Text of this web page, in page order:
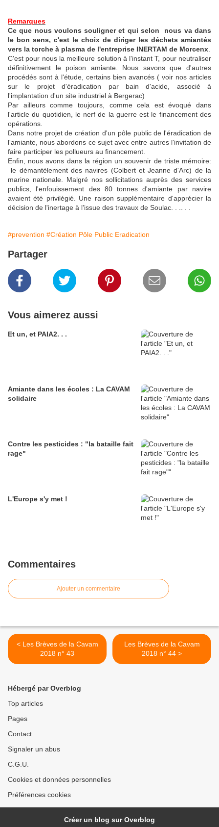
Remarques
Ce que nous voulons souligner et qui selon nous va dans
le bon sens, c'est le choix de diriger les déchets amiantés
vers la torche à plasma de l'entreprise INERTAM de Morcenx
C'est pour nous la meilleure solution à l'instant T, pour neutraliser
définitivement le poison amiante. Nous savons que d'autres
procédés sont à l'étude, certains bien avancés ( voir nos articles
sur le projet d'éradication par bain d'acide, associé à
l'implantation d'un site industriel à Bergerac)
Par ailleurs comme toujours, comme cela est évoqué dans
l'article du quotidien, le nerf de la guerre est le financement des
opérations.
Dans notre projet de création d'un pôle public de l'éradication de
l'amiante, nous abordons ce sujet avec entre autres l'invitation de
faire participer les pollueurs au financement.
Enfin, nous avons dans la région un souvenir de triste mémoire:
le démantèlement des navires (Colbert et Jeanne d'Arc) de la
marine nationale. Malgré nos sollicitations auprès des services
publics, l'enfouissement des 80 tonnes d'amiante par navire
avaient été privilégié. Une raison supplémentaire d'apprécier la
décision de l'inertage à l'issue des travaux de Soulac. . .. . .
#prevention #Création Pôle Public Eradication
Partager
Vous aimerez aussi
Et un, et PAIA2. . .
Amiante dans les écoles : La CAVAM
solidaire
Contre les pesticides : "la bataille fait
rage"
L'Europe s'y met !
Commentaires
Ajouter un commentaire
< Les Brèves de la Cavam
2018 n° 43
Les Brèves de la Cavam
2018 n° 44 >
Hébergé par Overblog
Top articles
Pages
Contact
Signaler un abus
C.G.U.
Cookies et données personnelles
Préférences cookies
Créer un blog sur Overblog